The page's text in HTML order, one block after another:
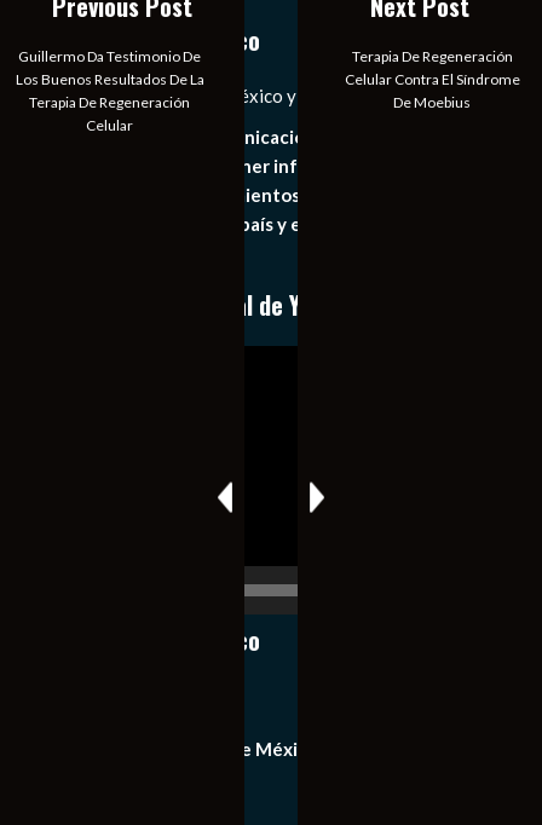
Notiexpress de México
Las Noticias Diarias de México y el Mundo a Tu Alcance
Somos un medio de comunicación digital que tiene como
principal objetivo mantener informado al publico en
general de los acontecimientos mas recientes e
importantes de nuestro país y el mundo de forma eficaz,
Conoce nuestro canal de YouTube
Notiexpress de México
Equipo de Notiexpress de México
Guillermo Da Testimonio De
Los Buenos Resultados De La
Terapia De Regeneración
Celular
Terapia De Regeneración
Celular Contra El Síndrome
De Moebius